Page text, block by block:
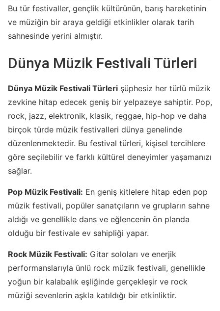
Bu tür festivaller, gençlik kültürünün, barış hareketinin
ve müziğin bir araya geldiği etkinlikler olarak tarih
sahnesinde yerini almıştır.
Dünya Müzik Festivali Türleri
Dünya Müzik Festivali Türleri şüphesiz her türlü müzik
zevkine hitap edecek geniş bir yelpazeye sahiptir. Pop,
rock, jazz, elektronik, klasik, reggae, hip-hop ve daha
birçok türde müzik festivalleri dünya genelinde
düzenlenmektedir. Bu festival türleri, kişisel tercihlere
göre seçilebilir ve farklı kültürel deneyimler yaşamanızı
sağlar.
Pop Müzik Festivali: En geniş kitlelere hitap eden pop
müzik festivali, popüler sanatçıların ve grupların sahne
aldığı ve genellikle dans ve eğlencenin ön planda
olduğu bir festivale ev sahipliği yapar.
Rock Müzik Festivali: Gitar soloları ve enerjik
performanslarıyla ünlü rock müzik festivali, genellikle
yoğun bir kalabalık eşliğinde gerçekleşir ve rock
müziği sevenlerin aşkla katıldığı bir etkinliktir.